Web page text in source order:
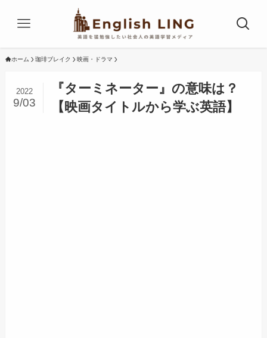
ホーム 珈琲ブレイク 映画・ドラマ
『ターミネーター』の意味は？
【映画タイトルから学ぶ英語】
2022
9/03